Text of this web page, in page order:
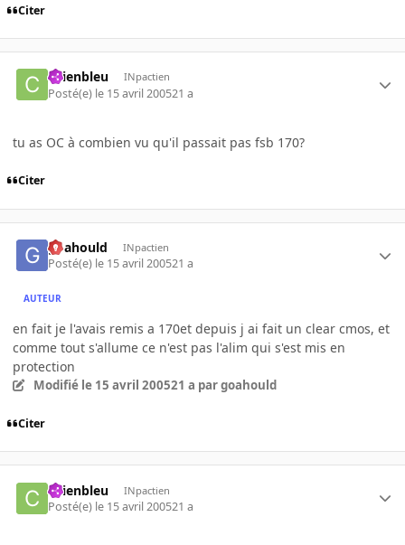
Citer
chienbleu INpactien
Posté(e) le 15 avril 200521 a
tu as OC à combien vu qu'il passait pas fsb 170?
Citer
goahould INpactien
Posté(e) le 15 avril 200521 a
AUTEUR
en fait je l'avais remis a 170et depuis j ai fait un clear cmos, et
comme tout s'allume ce n'est pas l'alim qui s'est mis en
protection
Modifié le 15 avril 200521 a par goahould
Citer
chienbleu INpactien
Posté(e) le 15 avril 200521 a